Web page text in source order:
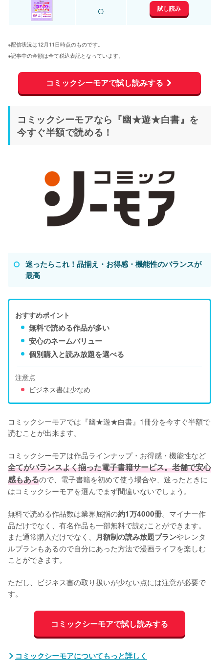
○ 試し読み
※配信状況は12月11日時点のものです。
※記事中の金額は全て税込表記となっています。
コミックシーモアで試し読みする
コミックシーモアなら『幽★遊★白書』を
今すぐ半額で読める！
迷ったらこれ！品揃え・お得感・機能性のバランスが
最高
おすすめポイント
無料で読める作品が多い
安心のネームバリュー
個別購入と読み放題を選べる
注意点
ビジネス書は少なめ
コミックシーモアでは『幽★遊★白書』1冊分を今すぐ半額で
読むことが出来ます。
コミックシーモアは作品ラインナップ・お得感・機能性など
全てがバランスよく揃った電子書籍サービス。老舗で安心
感もあるので、電子書籍を初めて使う場合や、迷ったときに
はコミックシーモアを選んでまず間違いないでしょう。
無料で読める作品数は業界屈指の約1万4000冊。マイナー作
品だけでなく、有名作品も一部無料で読むことができます。
また通常購入だけでなく、 月額制の読み放題プランやレンタ
ルプランもあるので自分にあった方法で漫画ライフを楽しむ
ことができます。
ただし、ビジネス書の取り扱いが少ない点には注意が必要で
す。
コミックシーモアで試し読みする
コミックシーモアについてもっと詳しく